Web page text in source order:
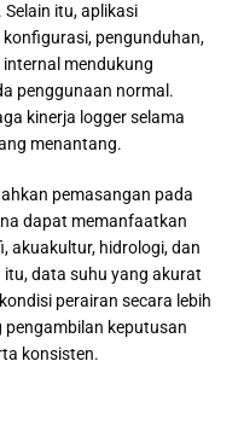
itu, aplikasi
pengunduhan,
mendukung
penggunaan normal.
kinerja logger selama
menantang.
pemasangan pada
dapat memanfaatkan
akuakultur, hidrologi, dan
data suhu yang akurat
perairan secara lebih
pengambilan keputusan
konsisten.